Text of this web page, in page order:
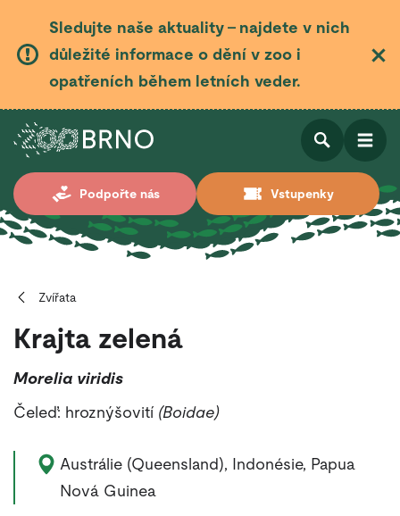
Sledujte naše aktuality – najdete v nich
důležité informace o dění v zoo i
opatřeních během letních veder.
Podpořte nás Vstupenky
Otevřít
Otevřít
Zvířata
Krajta zelená
Morelia viridis
Čeleď: hroznýšovití (Boidae)
Výskyt zvířete:
Austrálie (Queensland), Indonésie, Papua
Nová Guinea